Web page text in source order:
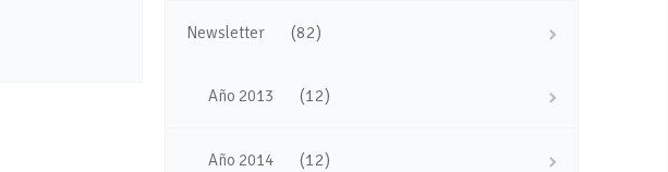
Newsletter (82)
Año 2013 (12)
Año 2014 (12)